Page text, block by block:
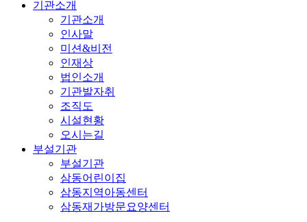
기관소개
기관소개
인사말
미션&비전
인재상
법인소개
기관발자취
조직도
시설현황
오시는길
부설기관
부설기관
삼동어린이집
삼동지역아동센터
삼동재가방문요양센터